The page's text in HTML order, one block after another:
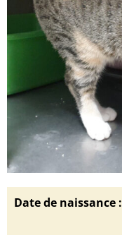
Date de naissance :